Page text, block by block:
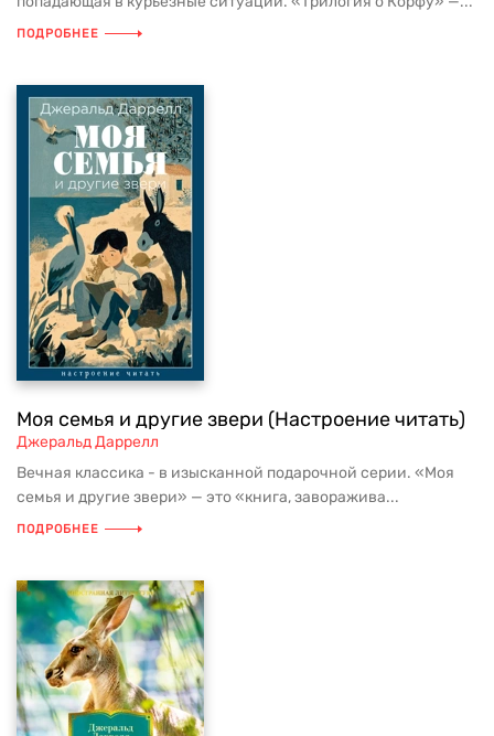
ПОДРОБНЕЕ
Моя семья и другие звери (Настроение читать)
Джеральд Даррелл
Вечная классика - в изысканной подарочной серии. «Моя
семья и другие звери» — это «книга, заворажива...
ПОДРОБНЕЕ